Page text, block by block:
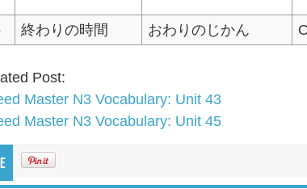
終わりの時間 おわりのじかん
Post:
Master N3 Vocabulary: Unit 43
Master N3 Vocabulary: Unit 45